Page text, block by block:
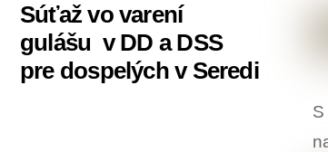
Súťaž vo varení
gulášu ‍ v DD a DSS
pre dospelých v Seredi